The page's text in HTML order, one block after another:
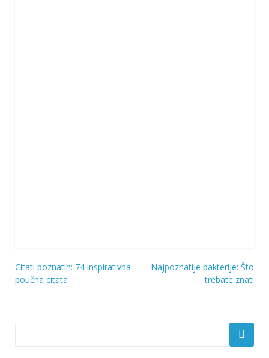
Navigacija
Citati poznatih: 74 inspirativna
poučna citata
Najpoznatije bakterije: Što
trebate znati